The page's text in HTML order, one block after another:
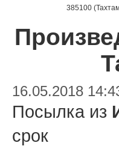
385100
16.05.2018
Посылка из
срок